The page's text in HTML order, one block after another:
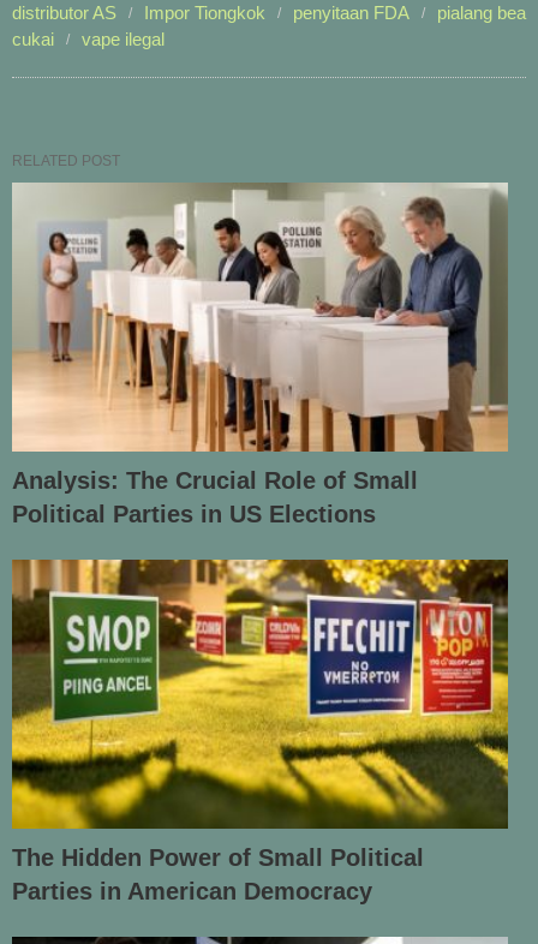
distributor AS Impor Tiongkok penyitaan FDA
pialang bea
cukai
vape ilegal
RELATED POST
Analysis: The Crucial Role of Small
Political Parties in US Elections
The Hidden Power of Small Political
Parties in American Democracy